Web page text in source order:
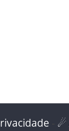
☄